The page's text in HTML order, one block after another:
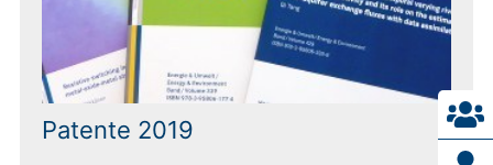
Patente 2019